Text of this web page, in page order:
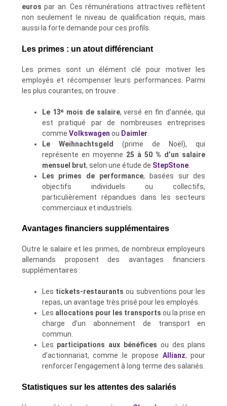
euros par an. Ces rémunérations attractives reflètent
non seulement le niveau de qualification requis, mais
aussi la forte demande pour ces profils.
Les primes : un atout différenciant
Les primes sont un élément clé pour motiver les
employés et récompenser leurs performances. Parmi
les plus courantes, on trouve :
Le 13ᵉ mois de salaire, versé en fin d’année, qui
est pratiqué par de nombreuses entreprises
comme Volkswagen ou Daimler
Le Weihnachtsgeld
(prime de Noël), qui
représente en moyenne 25 à 50 % d’un salaire
mensuel brut, selon une étude de StepStone.
Les primes de performance, basées sur des
objectifs individuels ou collectifs,
particulièrement répandues dans les secteurs
commerciaux et industriels.
Avantages financiers supplémentaires
Outre le salaire et les primes, de nombreux employeurs
allemands proposent des avantages financiers
supplémentaires :
Les tickets-restaurants ou subventions pour les
repas, un avantage très prisé pour les employés.
Les allocations pour les transports ou la prise en
charge d’un abonnement de transport en
commun.
Les participations aux bénéfices ou des plans
d’actionnariat, comme le propose Allianz, pour
renforcer l’engagement à long terme des salariés.
Statistiques sur les attentes des salariés